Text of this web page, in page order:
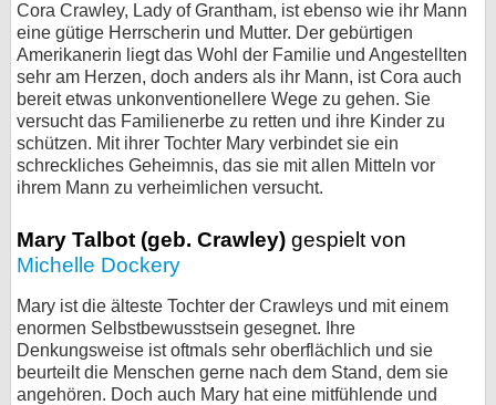
Cora Crawley, Lady of Grantham, ist ebenso wie ihr Mann
eine gütige Herrscherin und Mutter. Der gebürtigen
Amerikanerin liegt das Wohl der Familie und Angestellten
sehr am Herzen, doch anders als ihr Mann, ist Cora auch
bereit etwas unkonventionellere Wege zu gehen. Sie
versucht das Familienerbe zu retten und ihre Kinder zu
schützen. Mit ihrer Tochter Mary verbindet sie ein
schreckliches Geheimnis, das sie mit allen Mitteln vor
ihrem Mann zu verheimlichen versucht.
Mary Talbot (geb. Crawley) gespielt von
Michelle Dockery
Mary ist die älteste Tochter der Crawleys und mit einem
enormen Selbstbewusstsein gesegnet. Ihre
Denkungsweise ist oftmals sehr oberflächlich und sie
beurteilt die Menschen gerne nach dem Stand, dem sie
angehören. Doch auch Mary hat eine mitfühlende und